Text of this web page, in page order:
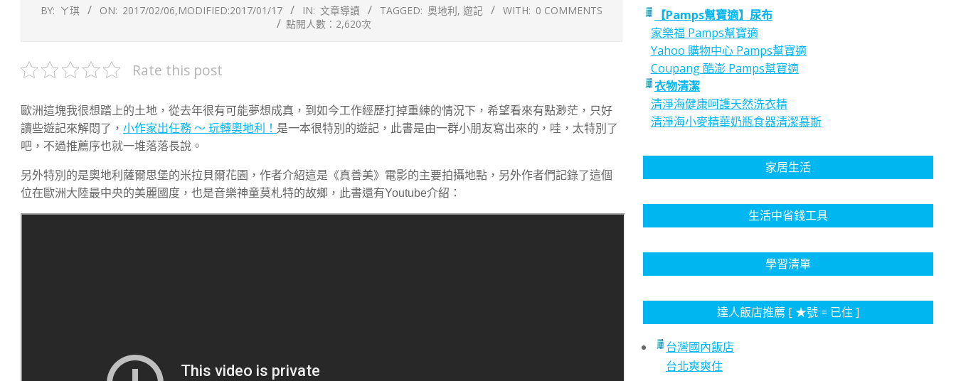
BY: ㄚ琪 ON: 2017/02/06,MODIFIED:2017/01/17 IN: 文章導讀 TAGGED: 奧地利, 遊記 WITH: 0 COMMENTS
點閱人數：2,620次
Rate this post
歐洲這塊我很想踏上的土地，從去年很有可能夢想成真，到如今工作經歷打掉重練的情況下，希望看來有點渺茫，只好
讀些遊記來解悶了， 小作家出任務 ～ 玩轉奧地利！ 是一本很特別的遊記，此書是由一群小朋友寫出來的，哇，太特別了
吧，不過推薦序也就一堆落落長說。
另外特別的是奧地利薩爾思堡的米拉貝爾花園，作者介紹這是《真善美》電影的主要拍攝地點，另外作者們記錄了這個
位在歐洲大陸最中央的美麗國度，也是音樂神童莫札特的故鄉，此書還有Youtube介紹：
【Pamps幫寶適】尿布
家樂福 Pamps幫寶適
Yahoo 購物中心 Pamps幫寶適
Coupang 酷澎 Pamps幫寶適
衣物清潔
清淨海健康呵護天然洗衣精
清淨海小麥精華奶瓶食器清潔慕斯
家居生活
生活中省錢工具
學習清單
達人飯店推薦 [ ★號 = 已住 ]
台灣國內飯店
台北爽爽住